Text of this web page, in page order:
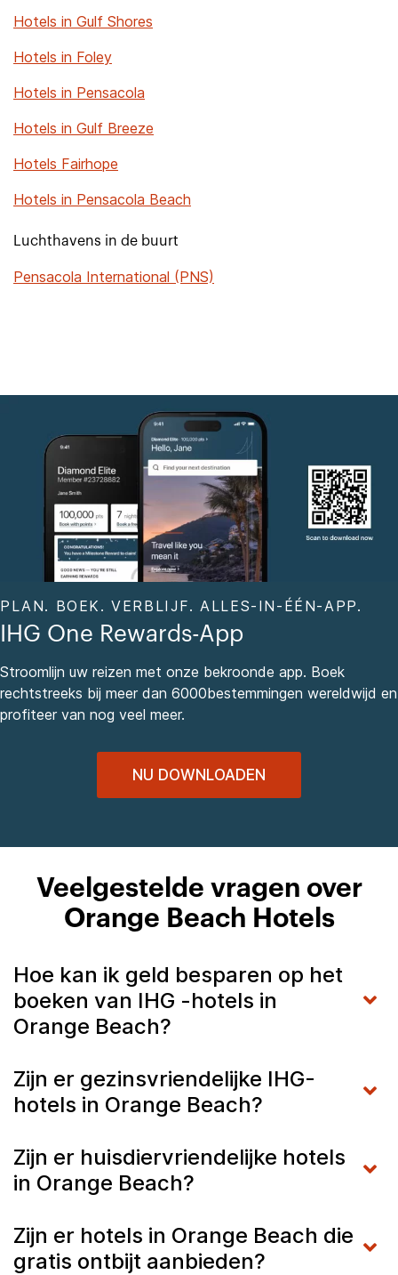
Hotels in Gulf Shores
Hotels in Foley
Hotels in Pensacola
Hotels in Gulf Breeze
Hotels Fairhope
Hotels in Pensacola Beach
Luchthavens in de buurt
Pensacola International (PNS)
PLAN. BOEK. VERBLIJF. ALLES-IN-ÉÉN-APP.
IHG One Rewards-App
Stroomlijn uw reizen met onze bekroonde app. Boek
rechtstreeks bij meer dan 6000bestemmingen wereldwijd en
profiteer van nog veel meer.
NU DOWNLOADEN
Veelgestelde vragen over
Orange Beach Hotels
Hoe kan ik geld besparen op het
boeken van IHG -hotels in
Orange Beach?
Zijn er gezinsvriendelijke IHG-
hotels in Orange Beach?
Zijn er huisdiervriendelijke hotels
in Orange Beach?
Zijn er hotels in Orange Beach die
gratis ontbijt aanbieden?